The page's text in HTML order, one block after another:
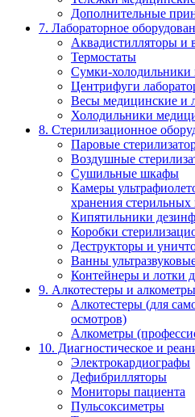
Дополнительные
7. Лабораторное
Аквадистилляторы и
Термостаты
Сумки-холодильники
Центрифуги
Весы медицинские и
Холодильники
8. Стерилизационное
Паровые
Воздушные
Сушильные шкафы
Камеры
хранения стерильных
Кипятильники
Коробки
Деструкторы и
Ванны
Контейнеры и лотки
9. Алкотестеры и алкометры
Алкотестеры (для
осмотров)
Алкометры
10. Диагностическое и
Электрокардиографы
Дефибрилляторы
Мониторы пациента
Пульсоксиметры